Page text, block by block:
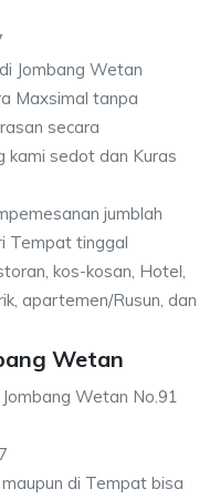
Jombang Wetan
Maxsimal tanpa
secara
kami sedot dan Kuras
jumblah
Tempat tinggal
kos-kosan, Hotel,
apartemen/Rusun, dan
Wetan
Wetan No.91
di Tempat bisa